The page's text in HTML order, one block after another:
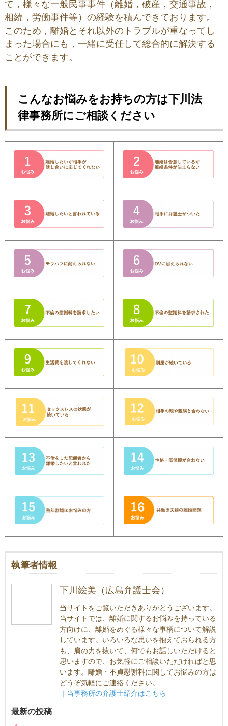
て，様々な一般民事事件（離婚，破産，交通事故，
相続，労働事件等）の経験を積んできております。
このため，離婚とそれ以外のトラブルが重なってし
まった場合にも，一緒に受任して総合的に解決する
ことができます。
こんなお悩みをお持ちの方は下川法
律事務所にご相談ください
執筆者情報
下川絵美（広島弁護士会）
当サイトをご覧いただきありがとうございます。
当サイトでは、離婚に関するお悩みを持っている
方向けに、離婚をめぐる様々な事柄について解説
しています。いろいろな思いを抱えておられる方
も、肩の力を抜いて、何でもお話しいただけると
思いますので、お気軽にご相談いただければと思
います。離婚・不貞慰謝料に関してお悩みの方は
どうぞ気軽にご連絡ください。
｜当事務所の弁護士紹介はこちら
最新の投稿